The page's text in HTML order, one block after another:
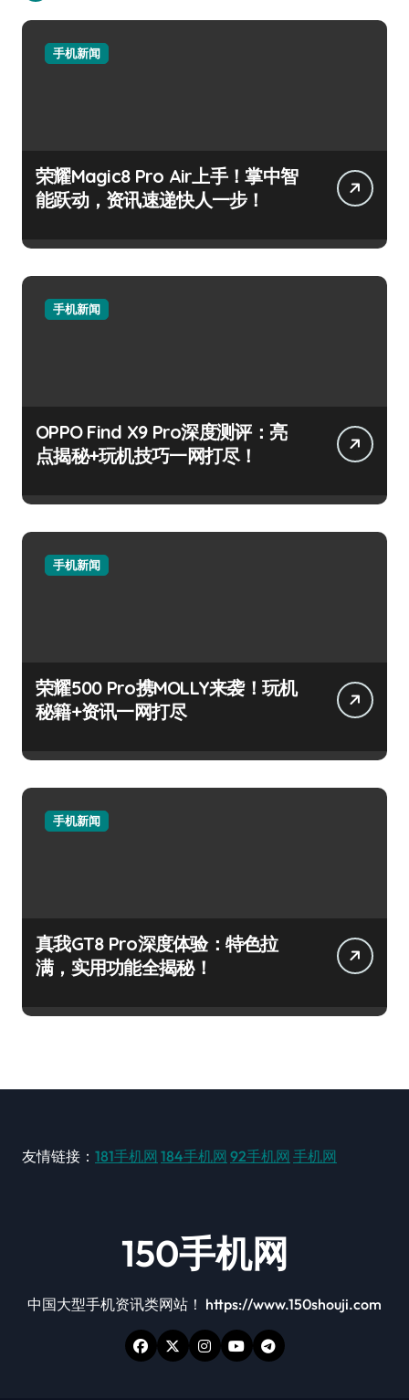
手机新闻
荣耀Magic8 Pro Air上手！掌中智
能跃动，资讯速递快人一步！
手机新闻
OPPO Find X9 Pro深度测评：亮
点揭秘+玩机技巧一网打尽！
手机新闻
荣耀500 Pro携MOLLY来袭！玩机
秘籍+资讯一网打尽
手机新闻
真我GT8 Pro深度体验：特色拉
满，实用功能全揭秘！
友情链接： 181手机网 184手机网 92手机网 手机网
150手机网
中国大型手机资讯类网站！ https://www.150shouji.com